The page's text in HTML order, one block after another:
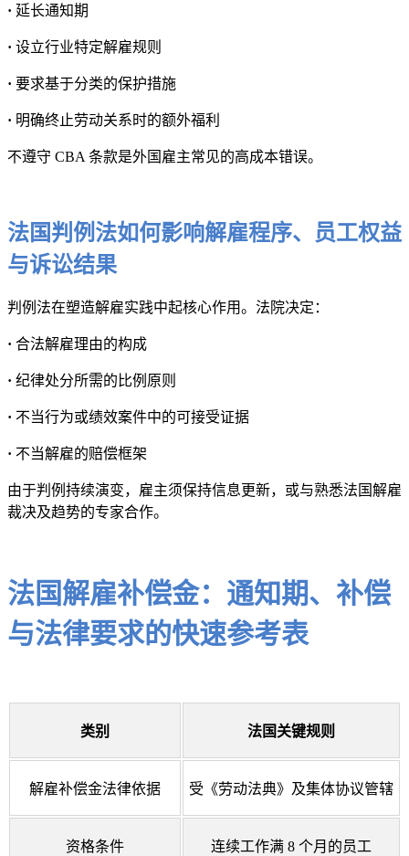
· 延长通知期
· 设立行业特定解雇规则
· 要求基于分类的保护措施
· 明确终止劳动关系时的额外福利
不遵守 CBA 条款是外国雇主常见的高成本错误。
法国判例法如何影响解雇程序、员工权益
与诉讼结果
判例法在塑造解雇实践中起核心作用。法院决定：
· 合法解雇理由的构成
· 纪律处分所需的比例原则
· 不当行为或绩效案件中的可接受证据
· 不当解雇的赔偿框架
由于判例持续演变，雇主须保持信息更新，或与熟悉法国解雇
裁决及趋势的专家合作。
法国解雇补偿金：通知期、补偿
与法律要求的快速参考表
类别 法国关键规则
解雇补偿金法律依据 受《劳动法典》及集体协议管辖
资格条件 连续工作满 8 个月的员工